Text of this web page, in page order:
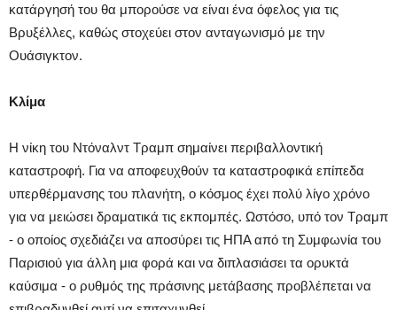
κατάργησή του θα μπορούσε να είναι ένα όφελος για τις
Βρυξέλλες, καθώς στοχεύει στον ανταγωνισμό με την
Ουάσιγκτον.
Κλίμα
Η νίκη του Ντόναλντ Τραμπ σημαίνει περιβαλλοντική
καταστροφή. Για να αποφευχθούν τα καταστροφικά επίπεδα
υπερθέρμανσης του πλανήτη, ο κόσμος έχει πολύ λίγο χρόνο
για να μειώσει δραματικά τις εκπομπές. Ωστόσο, υπό τον Τραμπ
- ο οποίος σχεδιάζει να αποσύρει τις ΗΠΑ από τη Συμφωνία του
Παρισιού για άλλη μια φορά και να διπλασιάσει τα ορυκτά
καύσιμα - ο ρυθμός της πράσινης μετάβασης προβλέπεται να